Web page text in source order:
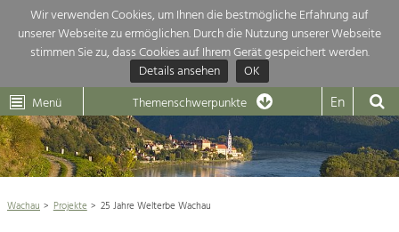
Wir verwenden Cookies, um Ihnen die bestmögliche Erfahrung auf
unserer Webseite zu ermöglichen. Durch die Nutzung unserer Webseite
stimmen Sie zu, dass Cookies auf Ihrem Gerät gespeichert werden.
Details ansehen
OK
Dunkelsteinerwald Klima
Menü Themenschwerpunkte En
Aktuelles
Weltkulturerbe Wachau 
Rückblick 25 Jahre Jubiläum
Themenübersicht
Die Regionalentwicklung in unserer Region ist sehr vielfältig. Deshalb
geben wir hier eine Übersicht über unsere Themenschwerpunkte. Für
mehr Informationen einfach das Thema anklicken und schon werden alle
Projekte in diesem Kontext angezeigt.
Natur- &
Wachau Projekte 25 Jahre Welterbe Wachau